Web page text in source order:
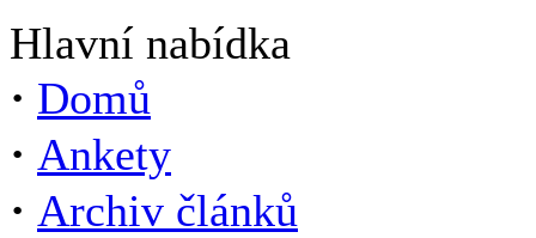
Hlavní nabídka
· Domů
· Ankety
· Archiv článků